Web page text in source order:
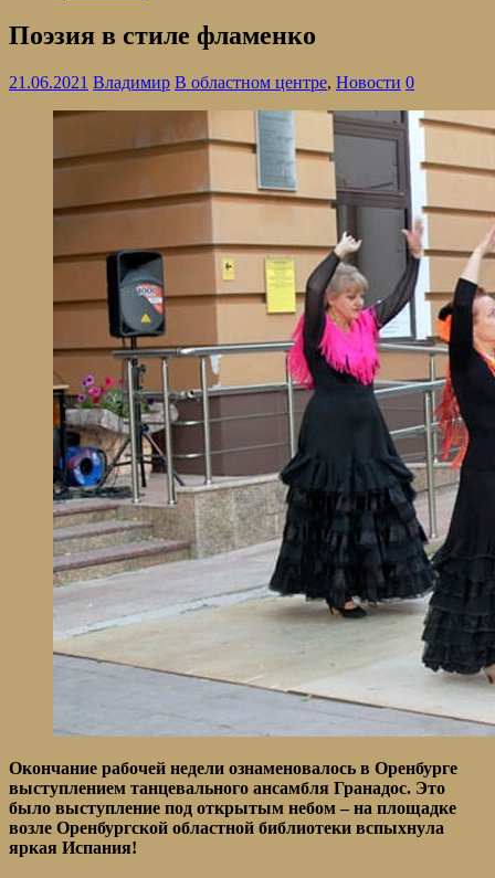
Поэзия в стиле фламенко
21.06.2021 Владимир В областном центре, Новости 0
Окончание рабочей недели ознаменовалось в Оренбурге
выступлением танцевального ансамбля Гранадос. Это
было выступление под открытым небом – на площадке
возле Оренбургской областной библиотеки вспыхнула
яркая Испания!